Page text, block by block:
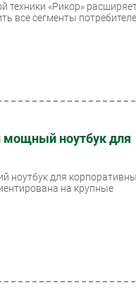
техники «Рикор»
все сегменты
мощный ноутбук для
ноутбук для
на крупные